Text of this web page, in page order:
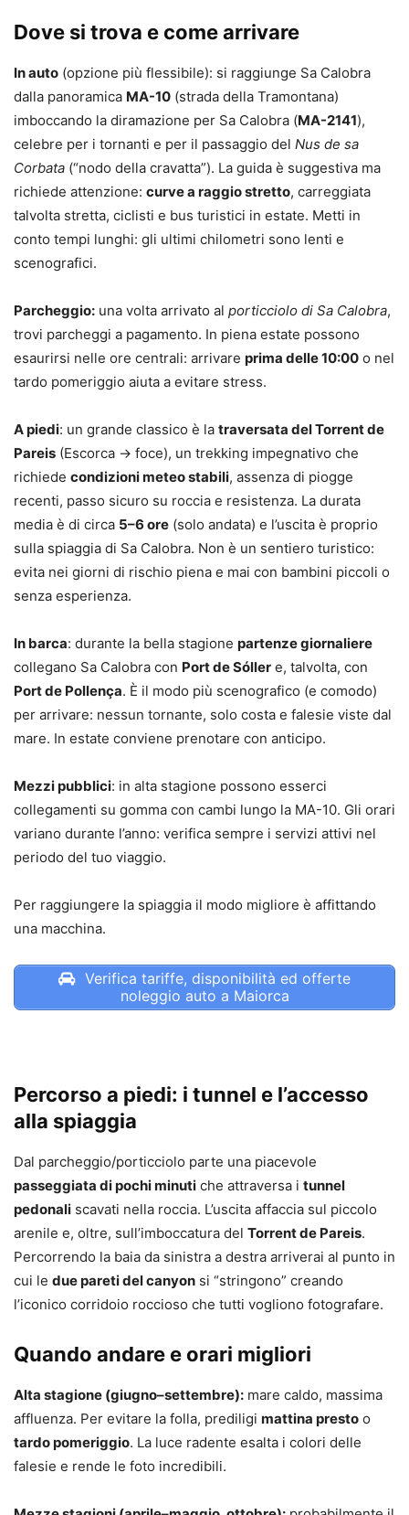
Dove si trova e come arrivare
In auto (opzione più flessibile): si raggiunge Sa Calobra
dalla panoramica MA-10 (strada della Tramontana)
imboccando la diramazione per Sa Calobra (MA-2141),
celebre per i tornanti e per il passaggio del Nus de sa
Corbata (“nodo della cravatta”). La guida è suggestiva ma
richiede attenzione: curve a raggio stretto, carreggiata
talvolta stretta, ciclisti e bus turistici in estate. Metti in
conto tempi lunghi: gli ultimi chilometri sono lenti e
scenografici.
Parcheggio: una volta arrivato al porticciolo di Sa Calobra,
trovi parcheggi a pagamento. In piena estate possono
esaurirsi nelle ore centrali: arrivare prima delle 10:00 o nel
tardo pomeriggio aiuta a evitare stress.
A piedi: un grande classico è la traversata del Torrent de
Pareis (Escorca → foce), un trekking impegnativo che
richiede condizioni meteo stabili, assenza di piogge
recenti, passo sicuro su roccia e resistenza. La durata
media è di circa 5–6 ore (solo andata) e l’uscita è proprio
sulla spiaggia di Sa Calobra. Non è un sentiero turistico:
evita nei giorni di rischio piena e mai con bambini piccoli o
senza esperienza.
In barca: durante la bella stagione partenze giornaliere
collegano Sa Calobra con Port de Sóller e, talvolta, con
Port de Pollença. È il modo più scenografico (e comodo)
per arrivare: nessun tornante, solo costa e falesie viste dal
mare. In estate conviene prenotare con anticipo.
Mezzi pubblici: in alta stagione possono esserci
collegamenti su gomma con cambi lungo la MA-10. Gli orari
variano durante l’anno: verifica sempre i servizi attivi nel
periodo del tuo viaggio.
Per raggiungere la spiaggia il modo migliore è affittando
una macchina.
Verifica tariffe, disponibilità ed offerte
noleggio auto a Maiorca
Percorso a piedi: i tunnel e l’accesso
alla spiaggia
Dal parcheggio/porticciolo parte una piacevole
passeggiata di pochi minuti che attraversa i tunnel
pedonali scavati nella roccia. L’uscita affaccia sul piccolo
arenile e, oltre, sull’imboccatura del Torrent de Pareis.
Percorrendo la baia da sinistra a destra arriverai al punto in
cui le due pareti del canyon si “stringono” creando
l’iconico corridoio roccioso che tutti vogliono fotografare.
Quando andare e orari migliori
Alta stagione (giugno–settembre): mare caldo, massima
affluenza. Per evitare la folla, prediligi mattina presto o
tardo pomeriggio. La luce radente esalta i colori delle
falesie e rende le foto incredibili.